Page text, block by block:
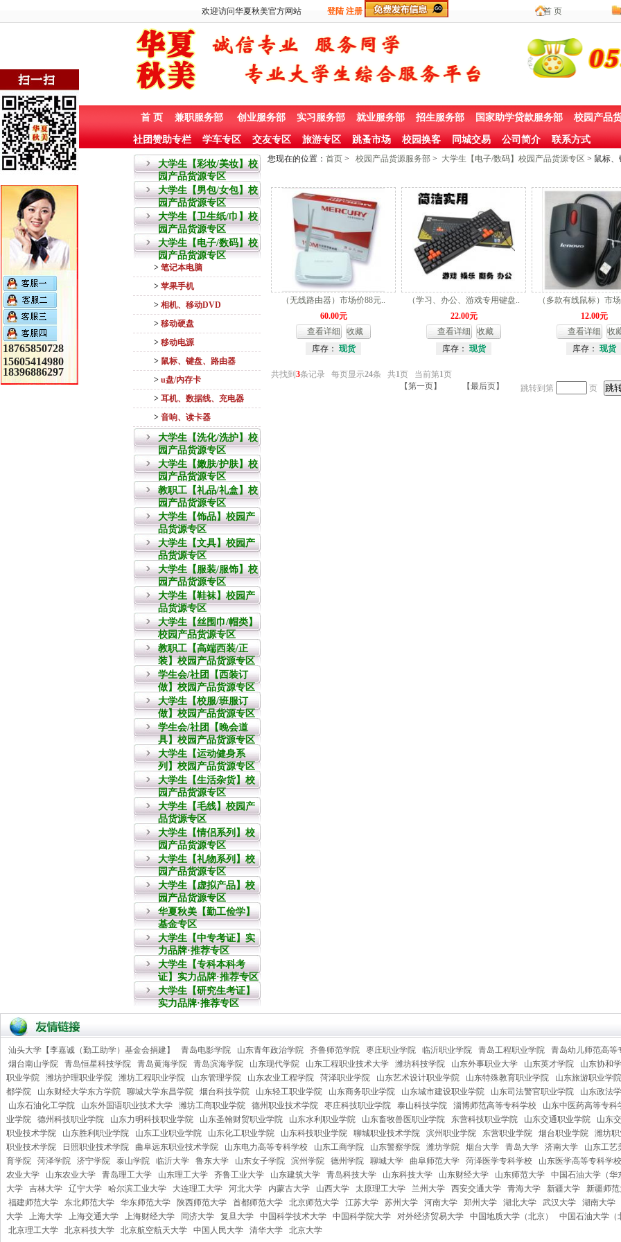
欢迎访问华夏秋美官方网站 登陆 注册 首 页
首 页 兼职服务部 创业服务部 实习服务部 就业服务部 招生服务部 国家助学贷款服务部 校园产品
社团赞助专栏 学车专区 交友专区 旅游专区 跳蚤市场 校园换客 同城交易 公司简介 联系方式
大学生【彩妆/美妆】校
园产品货源专区
大学生【男包/女包】校
园产品货源专区
大学生【卫生纸/巾】校
园产品货源专区
大学生【电子/数码】校
园产品货源专区
> 笔记本电脑
> 苹果手机
> 相机、移动DVD
> 移动硬盘
> 移动电源
> 鼠标、键盘、路由器
> u盘/内存卡
> 耳机、数据线、充电器
> 音响、读卡器
大学生【洗化/洗护】校
园产品货源专区
大学生【嫩肤/护肤】校
园产品货源专区
教职工【礼品/礼盒】校
园产品货源专区
大学生【饰品】校园产
品货源专区
大学生【文具】校园产
品货源专区
大学生【服装/服饰】校
园产品货源专区
大学生【鞋袜】校园产
品货源专区
大学生【丝围巾/帽类】
校园产品货源专区
教职工【高端西装/正
装】校园产品货源专区
学生会/社团【西装订
做】校园产品货源专区
大学生【校服/班服订
做】校园产品货源专区
学生会/社团【晚会道
具】校园产品货源专区
大学生【运动健身系
列】校园产品货源专区
大学生【生活杂货】校
园产品货源专区
大学生【毛线】校园产
品货源专区
大学生【情侣系列】校
园产品货源专区
大学生【礼物系列】校
园产品货源专区
大学生【虚拟产品】校
园产品货源专区
华夏秋美【勤工俭学】
基金专区
大学生【中专考证】实
力品牌·推荐专区
大学生【专科本科考
证】实力品牌·推荐专区
大学生【研究生考证】
实力品牌·推荐专区
您现在的位置： 首页 > 校园产品货源服务部 > 大学生【电子/数码】校园产品货源专区 > 鼠标
（无线路由器）市场价88元..
60.00元
查看详细
收藏
库存： 现货
（学习、办公、游戏专用键盘..
22.00元
查看详细
收藏
库存： 现货
（多款有线鼠标）市
12.00元
查看详细
收
库存： 现货
共找到 3条记录 每页显示24条 共1页 当前第1页
【第一页】
【最后页】 跳转到第 页
汕头大学【李嘉诚（勤工助学）基金会捐建】 青岛电影学院 山东青年政治学院 齐鲁师范学院 枣庄职业学院 临沂职业学院 青岛工程职业学院
青岛幼儿师范高等
烟台南山学院
青岛恒星科技学院 青岛黄海学院 青岛滨海学院 山东现代学院 山东工程职业技术大学 潍坊科技学院 山东外事职业大学 山东英才学院
山东协和
职业学院
潍坊护理职业学院 潍坊工程职业学院 山东管理学院 山东农业工程学院 菏泽职业学院 山东艺术设计职业学院 山东特殊教育职业学院
山东旅游职业学院
都学院
山东财经大学东方学院 聊城大学东昌学院 烟台科技学院 山东轻工职业学院 山东商务职业学院 山东城市建设职业学院 山东司法警官职业学院
山东政法
山东石油化工学院
山东外国语职业技术大学 潍坊工商职业学院 德州职业技术学院 枣庄科技职业学院 泰山科技学院 淄博师范高等专科学校
山东中医药高等专科
业学院
德州科技职业学院 山东力明科技职业学院 山东圣翰财贸职业学院 山东水利职业学院 山东畜牧兽医职业学院 东营科技职业学院 山东交通职业学院
山东
职业技术学院
山东胜利职业学院 山东工业职业学院 山东化工职业学院 山东科技职业学院 聊城职业技术学院 滨州职业学院 东营职业学院 烟台职业学院
潍坊
职业技术学院
日照职业技术学院 曲阜远东职业技术学院 山东电力高等专科学校 山东工商学院 山东警察学院 潍坊学院 烟台大学 青岛大学 济南大学
山东工艺
育学院
菏泽学院 济宁学院 泰山学院 临沂大学 鲁东大学 山东女子学院 滨州学院 德州学院 聊城大学 曲阜师范大学 菏泽医学专科学校
山东医学高等专科学校
农业大学
山东农业大学 青岛理工大学 山东理工大学 齐鲁工业大学 山东建筑大学 青岛科技大学 山东科技大学 山东财经大学 山东师范大学
中国石油大学（华
大学
吉林大学 辽宁大学 哈尔滨工业大学 大连理工大学 河北大学 内蒙古大学 山西大学 太原理工大学 兰州大学 西安交通大学 青海大学 新疆大学
新疆师
福建师范大学
东北师范大学 华东师范大学 陕西师范大学 首都师范大学 北京师范大学 江苏大学 苏州大学 河南大学 郑州大学 湖北大学 武汉大学
湖南大学
大学
上海大学 上海交通大学 上海财经大学 同济大学 复旦大学 中国科学技术大学 中国科学院大学 对外经济贸易大学 中国地质大学（北京）
中国石油大学（
北京理工大学
北京科技大学 北京航空航天大学 中国人民大学 清华大学 北京大学
18765850728
15605414980
18396886297